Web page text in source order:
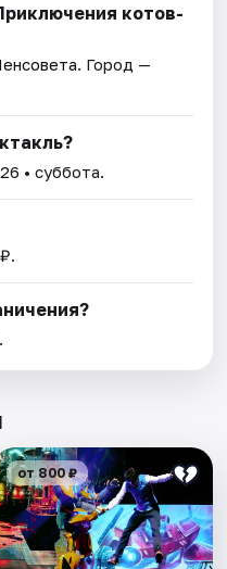
котов-
. Город —
• суббота.
от 800 ₽